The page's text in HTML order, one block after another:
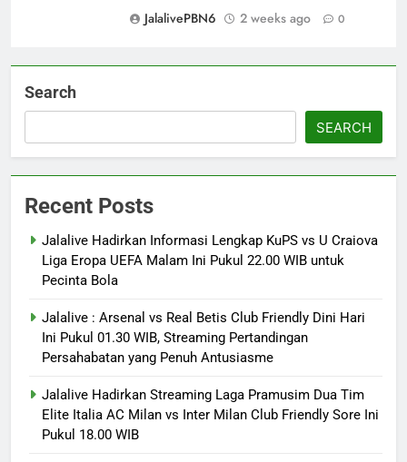
JalalivePBN6
2 weeks ago 0
Search
SEARCH
Recent Posts
Jalalive Hadirkan Informasi Lengkap KuPS vs U Craiova
Liga Eropa UEFA Malam Ini Pukul 22.00 WIB untuk
Pecinta Bola
Jalalive : Arsenal vs Real Betis Club Friendly Dini Hari
Ini Pukul 01.30 WIB, Streaming Pertandingan
Persahabatan yang Penuh Antusiasme
Jalalive Hadirkan Streaming Laga Pramusim Dua Tim
Elite Italia AC Milan vs Inter Milan Club Friendly Sore Ini
Pukul 18.00 WIB